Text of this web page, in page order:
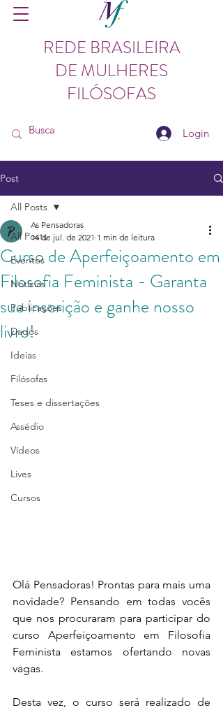
REDE BRASILEIRA
DE MULHERES
FILÓSOFAS
Login
Post
All Posts
Eventos
Notícias
Publicações
Dados
Ideias
Filósofas
Teses e dissertações
Assédio
Vídeos
Lives
Cursos
All Posts
Curso de Aperfeiçoamento em
Filosofia Feminista - Garanta
sua inscrição e ganhe nosso
livro!
As Pensadoras
14 de jul. de 2021 1 min de leitura
Olá Pensadoras! Prontas para mais uma
novidade? Pensando em todas vocês
que nos procuraram para participar do
curso Aperfeiçoamento em Filosofia
Feminista estamos ofertando novas
vagas.
Desta vez, o curso será realizado de